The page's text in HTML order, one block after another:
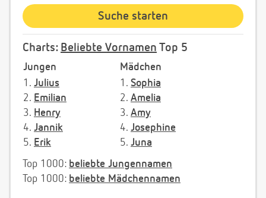
Charts: Beliebte Vornamen Top 5
Jungen
Mädchen
1. Julius
2. Emilian
3. Henry
4. Jannik
5. Erik
1. Sophia
2. Amelia
3. Amy
4. Josephine
5. Juna
Top 1000: beliebte Jungennamen
Top 1000: beliebte Mädchennamen